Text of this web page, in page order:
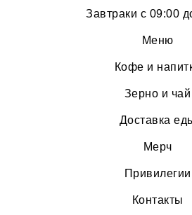
Завтраки с 09:00
Меню
Кофе и
Зерно и чай
Доставка
Мерч
Привилегии
Контакты